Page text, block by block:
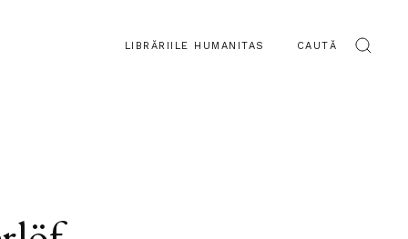
LIBRĂRIILE HUMANITAS CAUTĂ